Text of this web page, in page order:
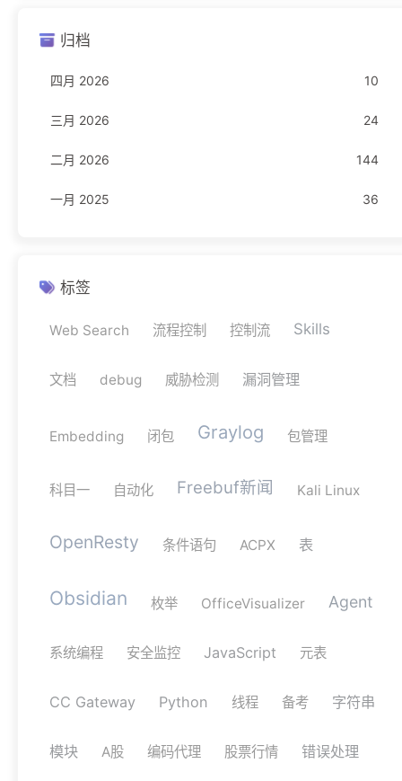
编程语言
JavaScript
Rust 11
TypeScript 4
网络安全 11
科目一
归档
四月 2026 10
三月 2026 24
二月 2026 144
一月 2025 36
标签
Web Search 流程控制 控制流 Skills
文档 debug 威胁检测 漏洞管理
Embedding 闭包 Graylog 包管理
科目一 自动化 Freebuf新闻 Kali Linux
OpenResty 条件语句 ACPX 表
Obsidian 枚举 OfficeVisualizer Agent
系统编程 安全监控 JavaScript 元表
CC Gateway Python 线程 备考 字符串
模块 A股 编码代理 股票行情 错误处理